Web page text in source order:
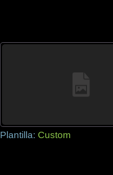
Plantilla: Custom